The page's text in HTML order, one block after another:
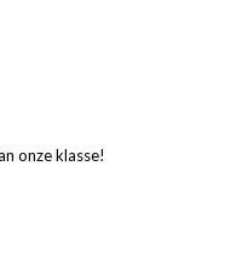
onze klasse!